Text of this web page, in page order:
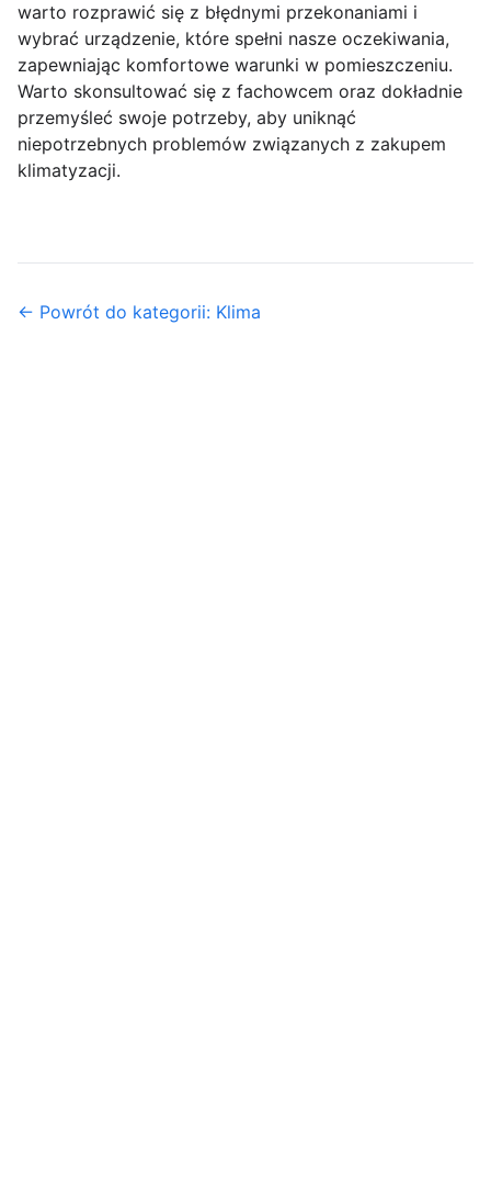
warto rozprawić się z błędnymi przekonaniami i
wybrać urządzenie, które spełni nasze oczekiwania,
zapewniając komfortowe warunki w pomieszczeniu.
Warto skonsultować się z fachowcem oraz dokładnie
przemyśleć swoje potrzeby, aby uniknąć
niepotrzebnych problemów związanych z zakupem
klimatyzacji.
← Powrót do kategorii: Klima